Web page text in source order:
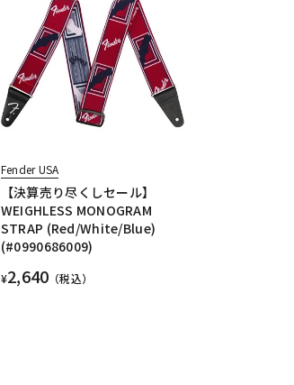
Fender USA
【決算売り尽くしセール】
WEIGHLESS MONOGRAM
STRAP (Red/White/Blue)
(#0990686009)
¥2,640 （税込）